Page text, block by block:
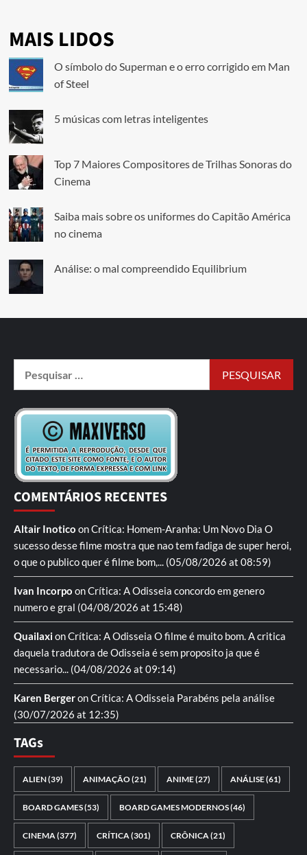
MAIS LIDOS
O símbolo do Superman e o erro corrigido em Man
of Steel
5 músicas com letras inteligentes
Top 7 Maiores Compositores de Trilhas Sonoras do
Cinema
Saiba mais sobre os uniformes do Capitão América
no cinema
Análise: o mal compreendido Equilibrium
COMENTÁRIOS RECENTES
Altair Inotico onCrítica: Homem-Aranha: Um Novo Dia O
sucesso desse filme mostra que nao tem fadiga de super heroi,
o que o publico quer é filme bom,... (05/08/2026 at 08:59)
Ivan Incorpo onCrítica: A Odisseia concordo em genero
numero e gral (04/08/2026 at 15:48)
QuailaxionCrítica: A Odisseia O filme é muito bom. A critica
daquela tradutora de Odisseia é sem proposito ja que é
necessario... (04/08/2026 at 09:14)
Karen BergeronCrítica: A Odisseia Parabéns pela análise
(30/07/2026 at 12:35)
TAGs
ALIEN(39) ANIMAÇÃO(21) ANIME(27) ANÁLISE(61)
BOARD GAMES(53) BOARD GAMES MODERNOS(46)
CINEMA(377) CRÍTICA(301) CRÔNICA(21)